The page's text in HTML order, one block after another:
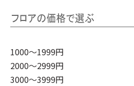
1000～1999円
2000～2999円
3000～3999円